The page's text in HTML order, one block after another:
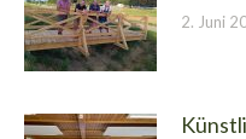
2. Juni